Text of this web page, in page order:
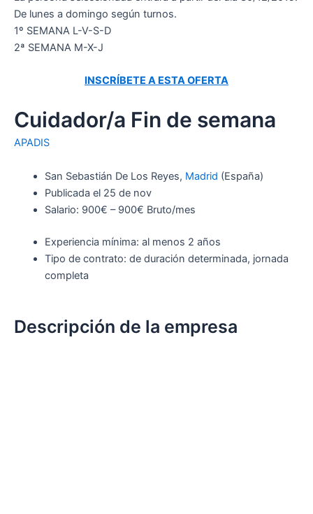
De lunes a domingo según turnos.
1º SEMANA L-V-S-D
2ª SEMANA M-X-J
INSCRÍBETE A ESTA OFERTA
Cuidador/a Fin de semana
APADIS
San Sebastián De Los Reyes, Madrid (España)
Publicada el 25 de nov
Salario: 900€ – 900€ Bruto/mes
Experiencia mínima: al menos 2 años
Tipo de contrato: de duración determinada, jornada
completa
Descripción de la empresa